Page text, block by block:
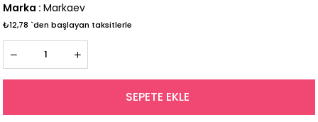
Marka : Markaev
₺12,78 `den başlayan taksitlerle